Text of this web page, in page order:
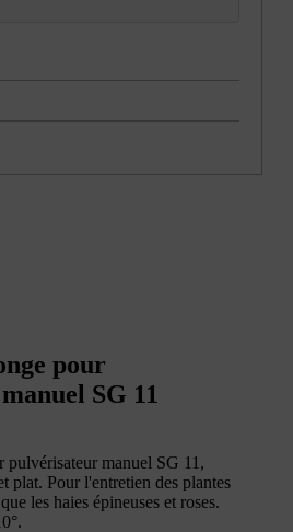
pour
SG 11
pulvérisateur manuel SG 11,
plat. Pour l'entretien des plantes
les haies épineuses et roses.